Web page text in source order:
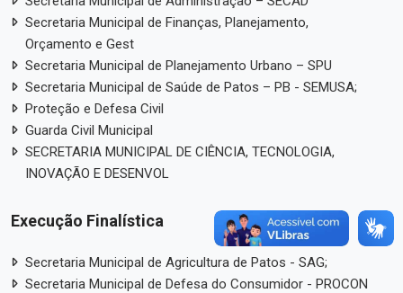
Secretaria Municipal de Finanças, Planejamento,
Orçamento e Gest
Secretaria Municipal de Planejamento Urbano – SPU
Secretaria Municipal de Saúde de Patos – PB - SEMUSA;
Proteção e Defesa Civil
Guarda Civil Municipal
SECRETARIA MUNICIPAL DE CIÊNCIA, TECNOLOGIA,
INOVAÇÃO E DESENVOL
Execução Finalística
Secretaria Municipal de Agricultura de Patos - SAG;
Secretaria Municipal de Defesa do Consumidor - PROCON